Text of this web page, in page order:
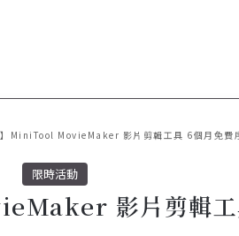
】MiniTool MovieMaker 影片剪輯工具 6個月免費
限時活動
影片剪輯工